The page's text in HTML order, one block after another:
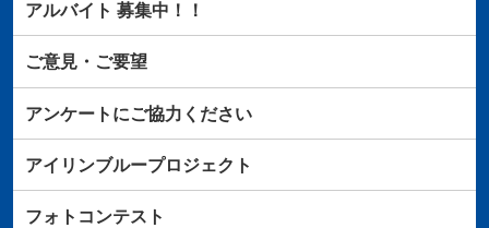
アルバイト 募集中！！
ご意見・ご要望
アンケートにご協力ください
アイリンブループロジェクト
フォトコンテスト